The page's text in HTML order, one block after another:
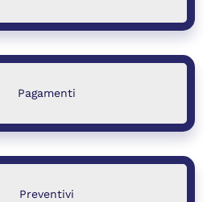
Pagamenti
Preventivi